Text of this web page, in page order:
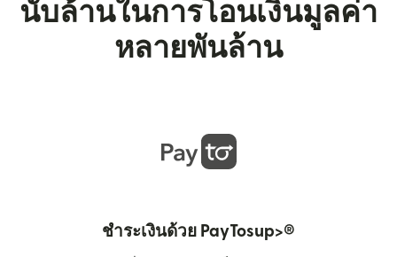
นับล้านในการโอนเงินมูลค่า
หลายพันล้าน
ชำระเงินด้วย PayTosup>®